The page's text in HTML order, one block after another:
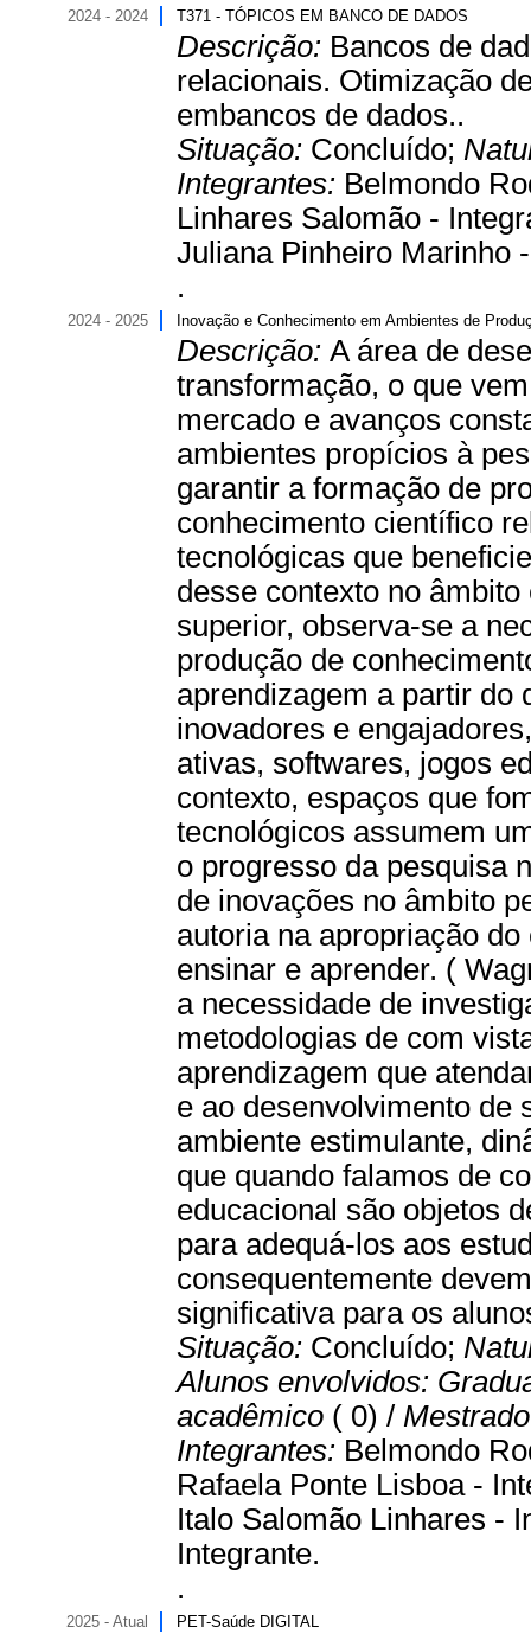
2024 - 2024 T371 - TÓPICOS EM BANCO DE DADOS
Descrição: Bancos de
relacionais. Otimização
embancos de dados..
Situação: Concluído;
Integrantes: Belmondo
Linhares Salomão -
Juliana Pinheiro Marinho
.
2024 - 2025 Inovação e Conhecimento em Ambientes de
Descrição: A área de
transformação, o que
mercado e avanços
ambientes propícios à
garantir a formação de
conhecimento científico
tecnológicas que
desse contexto no
superior, observa-se a
produção de
aprendizagem a partir do
inovadores e
ativas, softwares, jogos
contexto, espaços que
tecnológicos assumem
o progresso da pesquisa
de inovações no âmbito
autoria na apropriação
ensinar e aprender. (
a necessidade de
metodologias de com
aprendizagem que
e ao desenvolvimento de
ambiente estimulante,
que quando falamos de
educacional são objetos
para adequá-los aos
consequentemente
significativa para os
Situação: Concluído;
Alunos envolvidos:
acadêmico ( 0) /
Integrantes: Belmondo
Rafaela Ponte Lisboa -
Italo Salomão Linhares -
Integrante.
.
2025 - Atual PET-Saúde DIGITAL